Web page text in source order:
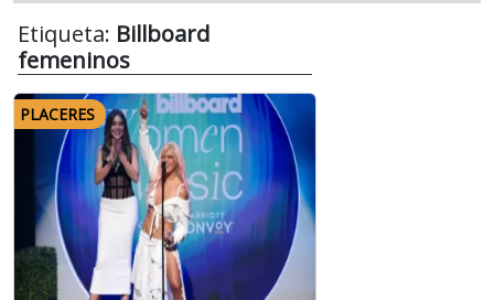
Etiqueta: Billboard
femeninos
PLACERES